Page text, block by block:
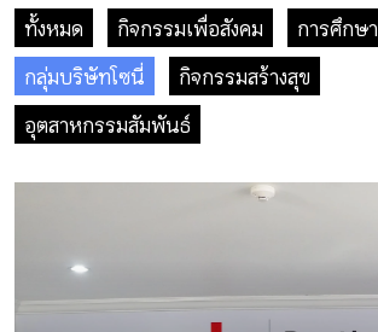
ทั้งหมด กิจกรรมเพื่อสังคม
การศึกษา
กลุ่มบริษัทโซนี่
กิจกรรมสร้างสุข
อุตสาหกรรมสัมพันธ์